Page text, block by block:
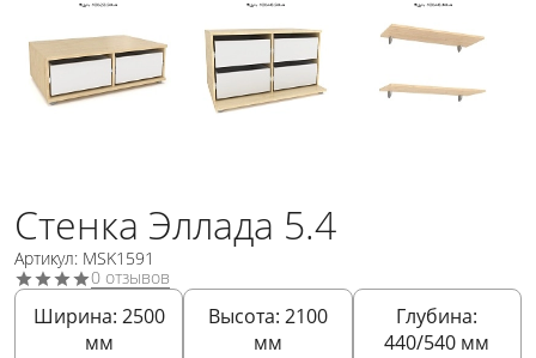
Стенка Эллада 5.4
Артикул: MSK1591
0 отзывов
Ширина: 2500
мм
Высота: 2100
мм
Глубина:
440/540 мм